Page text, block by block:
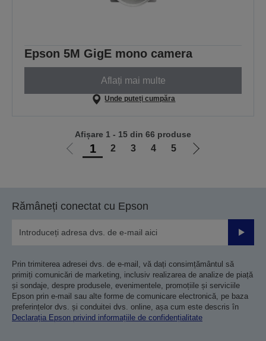
Epson 5M GigE mono camera
Aflați mai multe
Unde puteți cumpăra
Mergi
1 2 3 4 5
Mergi
Afișare 1 - 15 din 66 produse
Rămâneți conectat cu Epson
Prin trimiterea adresei dvs. de e-mail, vă dați consimțământul să
primiți comunicări de marketing, inclusiv realizarea de analize de piață
și sondaje, despre produsele, evenimentele, promoțiile și serviciile
Epson prin e-mail sau alte forme de comunicare electronică, pe baza
preferințelor dvs. și conduitei dvs. online, așa cum este descris în
Declarația Epson privind informațiile de confidențialitate